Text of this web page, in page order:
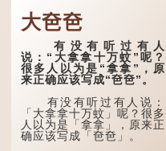
泪」，出自明朝兰陵笑笑生
所著的《金瓶梅词话》第九
十八回。原意是指人未亲眼
见到亲人棺木，便不会真正
感到悲伤；后来引申为比喻
人执迷不悟，不到彻底失
败，便不肯罢休。
许多人对这上半句耳熟
能详，但它其实还有下半句
——「不到黄河心不死」...
大夿夿
有没有听过有人
说：“大拿拿十万蚊”呢？
很多人以为是“拿拿”，原
来正确应该写成“夿夿”。
有没有听过有人说：
「大拿拿十万蚊」呢？很多
人以为是「拿拿」，原来正
确应该写成「夿夿」。